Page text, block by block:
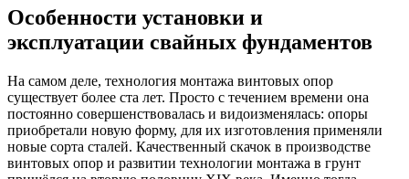
Особенности установки и
эксплуатации свайных фундаментов
На самом деле, технология монтажа винтовых опор
существует более ста лет. Просто с течением времени она
постоянно совершенствовалась и видоизменялась: опоры
приобретали новую форму, для их изготовления применяли
новые сорта сталей. Качественный скачок в производстве
винтовых опор и развитии технологии монтажа в грунт